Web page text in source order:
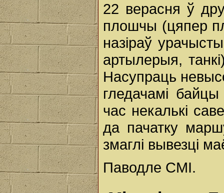
22 верасня ў
плошчы (цяпер
назіраў
артылерыя,
Насупраць
гледачамі
час некалькі
да пачатку
змаглі вывезці
Паводле СМІ.